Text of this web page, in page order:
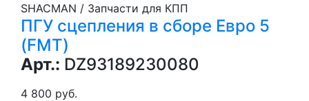
SHACMAN / Запчасти для КПП
ПГУ сцепления в сборе Евро 5
(FMT)
Арт.: DZ93189230080
4 800 руб.